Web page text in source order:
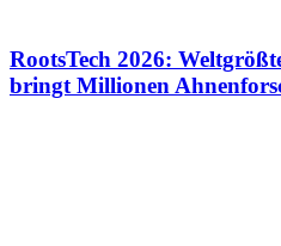
RootsTech 2026:
bringt Millionen